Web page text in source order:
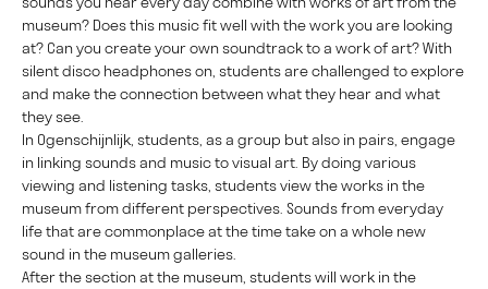
museum? Does this music fit well with the work you are looking
at? Can you create your own soundtrack to a work of art? With
silent disco headphones on, students are challenged to explore
and make the connection between what they hear and what
they see.
In Ogenschijnlijk, students, as a group but also in pairs, engage
in linking sounds and music to visual art. By doing various
viewing and listening tasks, students view the works in the
museum from different perspectives. Sounds from everyday
life that are commonplace at the time take on a whole new
sound in the museum galleries.
After the section at the museum, students will work in the